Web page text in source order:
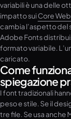
variabili è una delle
impatto suiCore
cambia l’aspetto del
Adobe Fonts
formato variabile.
caricato.
Come
spiegazione
I font tradizionali
peso e stile. Se il
tre file. Se usa anche